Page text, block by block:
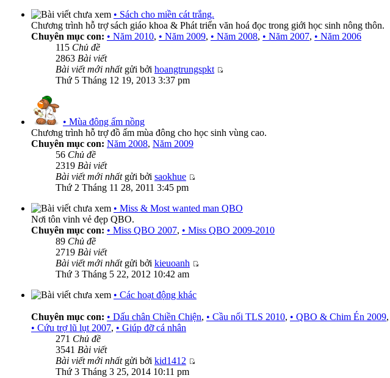
• Sách cho miền cát trắng.
Chương trình hỗ trợ sách giáo khoa & Phát triển văn hoá đọc trong giới học sinh nông thôn.
Chuyên mục con: • Năm 2010, • Năm 2009, • Năm 2008, • Năm 2007, • Năm 2006
115 Chủ đề
2863 Bài viết
Bài viết mới nhấtgửi bởi hoangtrungspkt
Thứ 5 Tháng 12 19, 2013 3:37 pm
• Mùa đông ấm nồng
Chương trình hỗ trợ đồ ấm mùa đông cho học sinh vùng cao.
Chuyên mục con: Năm 2008, Năm 2009
56 Chủ đề
2319 Bài viết
Bài viết mới nhấtgửi bởi saokhue
Thứ 2 Tháng 11 28, 2011 3:45 pm
• Miss & Most wanted man QBO
Nơi tôn vinh vẻ đẹp QBO.
Chuyên mục con: • Miss QBO 2007, • Miss QBO 2009-2010
89 Chủ đề
2719 Bài viết
Bài viết mới nhấtgửi bởi kieuoanh
Thứ 3 Tháng 5 22, 2012 10:42 am
• Các hoạt động khác
Chuyên mục con: • Dấu chân Chiền Chiện, • Cầu nối TLS 2010, • QBO & Chim Én 2009,
• Cứu trợ lũ lụt 2007, • Giúp đỡ cá nhân
271 Chủ đề
3541 Bài viết
Bài viết mới nhấtgửi bởi kid1412
Thứ 3 Tháng 3 25, 2014 10:11 pm